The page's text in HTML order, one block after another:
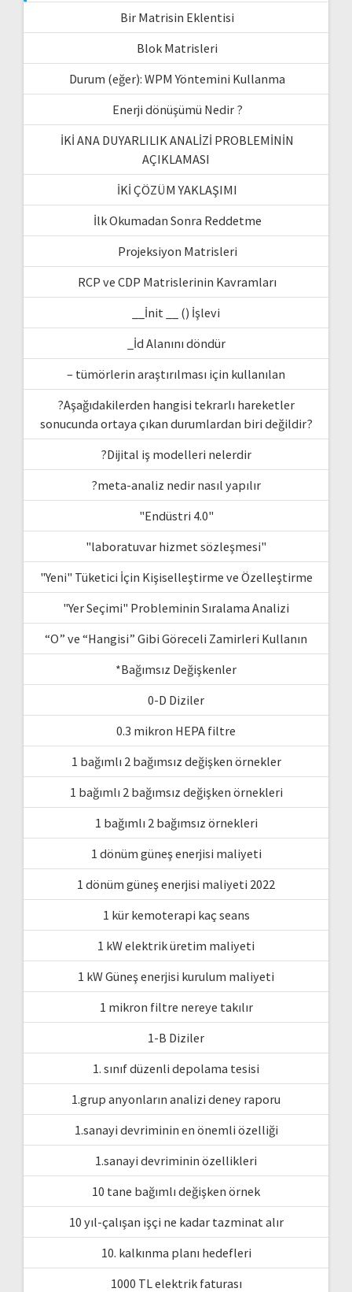
Bir Matrisin Eklentisi
Blok Matrisleri
Durum (eğer): WPM Yöntemini Kullanma
Enerji dönüşümü Nedir ?
İKİ ANA DUYARLILIK ANALİZİ PROBLEMİNİN
AÇIKLAMASI
İKİ ÇÖZÜM YAKLAŞIMI
İlk Okumadan Sonra Reddetme
Projeksiyon Matrisleri
RCP ve CDP Matrislerinin Kavramları
__İnit __ () İşlevi
_İd Alanını döndür
– tümörlerin araştırılması için kullanılan
?Aşağıdakilerden hangisi tekrarlı hareketler
sonucunda ortaya çıkan durumlardan biri değildir?
?Dijital iş modelleri nelerdir
?meta-analiz nedir nasıl yapılır
"Endüstri 4.0"
"laboratuvar hizmet sözleşmesi"
"Yeni" Tüketici İçin Kişiselleştirme ve Özelleştirme
"Yer Seçimi" Probleminin Sıralama Analizi
“O” ve “Hangisi” Gibi Göreceli Zamirleri Kullanın
*Bağımsız Değişkenler
0-D Diziler
0.3 mikron HEPA filtre
1 bağımlı 2 bağımsız değişken örnekler
1 bağımlı 2 bağımsız değişken örnekleri
1 bağımlı 2 bağımsız örnekleri
1 dönüm güneş enerjisi maliyeti
1 dönüm güneş enerjisi maliyeti 2022
1 kür kemoterapi kaç seans
1 kW elektrik üretim maliyeti
1 kW Güneş enerjisi kurulum maliyeti
1 mikron filtre nereye takılır
1-B Diziler
1. sınıf düzenli depolama tesisi
1.grup anyonların analizi deney raporu
1.sanayi devriminin en önemli özelliği
1.sanayi devriminin özellikleri
10 tane bağımlı değişken örnek
10 yıl-çalışan işçi ne kadar tazminat alır
10. kalkınma planı hedefleri
1000 TL elektrik faturası